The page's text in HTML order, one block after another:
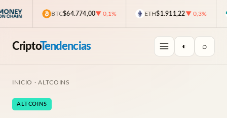
BTC$64.774,00▼ 0,1% ETH$1.911,22▼ 0,3%
CriptoTendencias ◐ ⌕
INICIO ·ALTCOINS
ALTCOINS